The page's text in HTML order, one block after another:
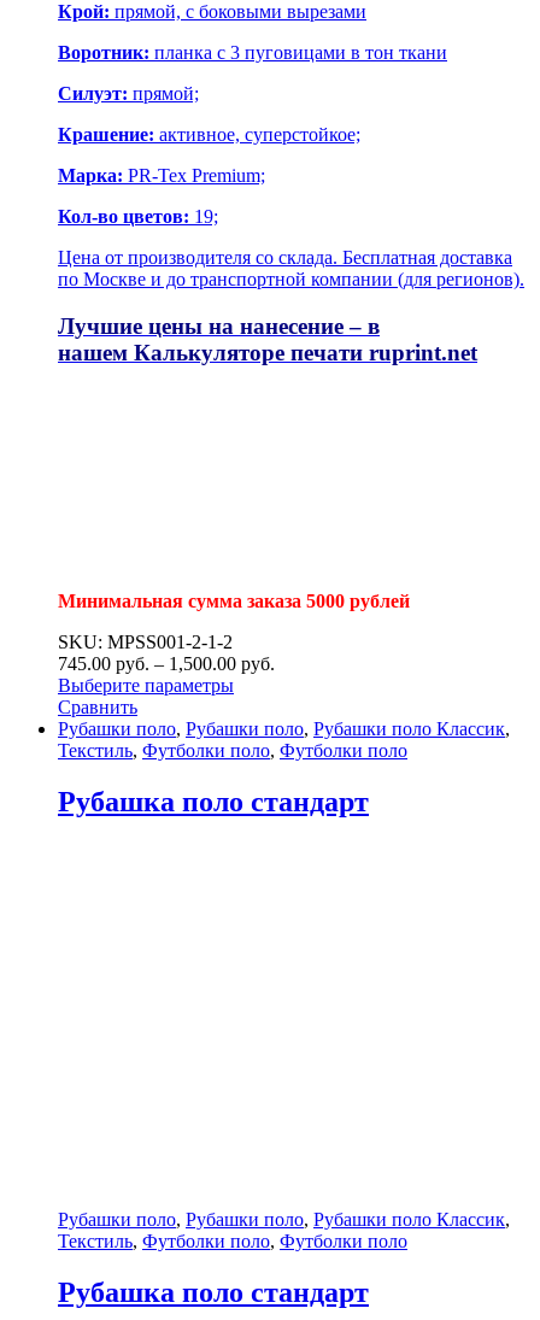
Крой: прямой, с боковыми вырезами
Воротник: планка с 3 пуговицами в тон ткани
Силуэт: прямой;
Крашение: активное, суперстойкое;
Марка: PR-Tex Premium;
Кол-во цветов: 19;
Цена от производителя со склада. Бесплатная доставка
по Москве и до транспортной компании (для регионов).
Лучшие цены на нанесение – в
нашем Калькуляторе печати ruprint.net
Минимальная сумма заказа 5000 рублей
SKU: MPSS001-2-1-2
745.00 руб. – 1,500.00 руб.
Выберите параметры
Сравнить
Рубашки поло, Рубашки поло, Рубашки поло Классик,
Текстиль, Футболки поло, Футболки поло
Рубашка поло стандарт
Рубашки поло, Рубашки поло, Рубашки поло Классик,
Текстиль, Футболки поло, Футболки поло
Рубашка поло стандарт